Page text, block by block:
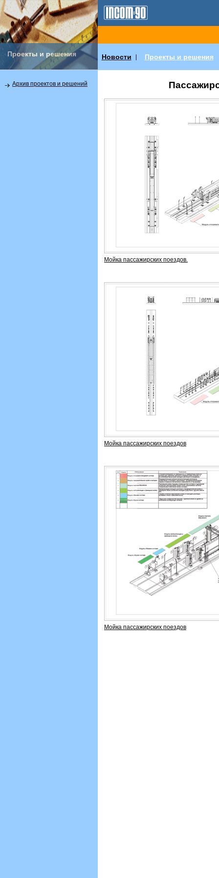
Проекты и решения Новости Проекты и решения
Архив проектов и решений
Мойка пассажирских поездов.
Мойка пассажирских поездов
Мойка пассажирских поездов